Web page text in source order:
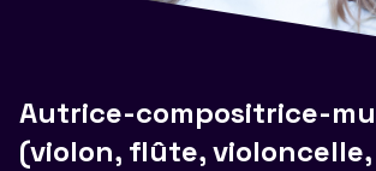
Autrice-compositrice-
(violon, flûte,